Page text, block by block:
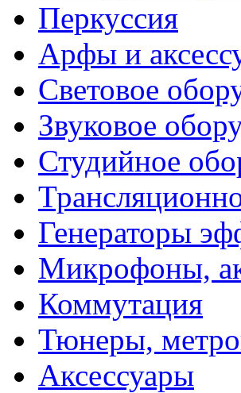
Перкуссия
Арфы и
Световое
Звуковое
Студийное
Генераторы
Микрофоны,
Коммутация
Тюнеры,
Аксессуары